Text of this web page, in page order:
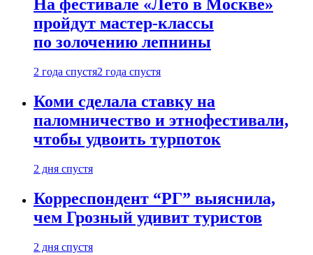
На фестивале «Лето в Москве»
пройдут мастер-классы
по золочению лепнины
2 года спустя2 года спустя
Коми сделала ставку на
паломничество и этнофестивали,
чтобы удвоить турпоток
2 дня спустя
Корреспондент “РГ” выяснила,
чем Грозный удивит туристов
2 дня спустя